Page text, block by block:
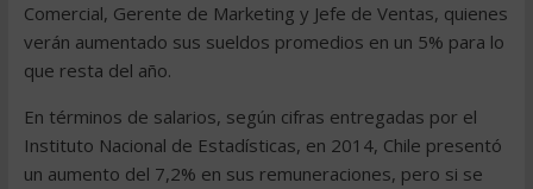
Comercial, Gerente de Marketing y Jefe de Ventas, quienes
verán aumentado sus sueldos promedios en un 5% para lo
que resta del año.
En términos de salarios, según cifras entregadas por el
Instituto Nacional de Estadísticas, en 2014, Chile presentó
un aumento del 7,2% en sus remuneraciones, pero si se